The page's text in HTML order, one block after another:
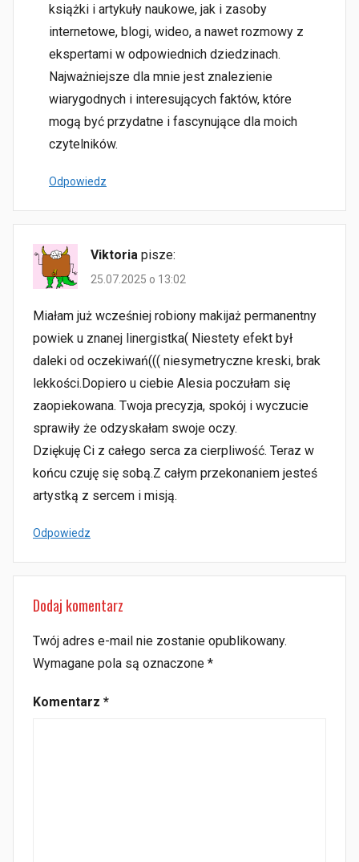
książki i artykuły naukowe, jak i zasoby
internetowe, blogi, wideo, a nawet rozmowy z
ekspertami w odpowiednich dziedzinach.
Najważniejsze dla mnie jest znalezienie
wiarygodnych i interesujących faktów, które
mogą być przydatne i fascynujące dla moich
czytelników.
Odpowiedz
Viktoria pisze:
25.07.2025 o 13:02
Miałam już wcześniej robiony makijaż permanentny
powiek u znanej linergistka( Niestety efekt był
daleki od oczekiwań((( niesymetryczne kreski, brak
lekkości.Dopiero u ciebie Alesia poczułam się
zaopiekowana. Twoja precyzja, spokój i wyczucie
sprawiły że odzyskałam swoje oczy.
Dziękuję Ci z całego serca za cierpliwość. Teraz w
końcu czuję się sobą.Z całym przekonaniem jesteś
artystką z sercem i misją.
Odpowiedz
Dodaj komentarz
Twój adres e-mail nie zostanie opublikowany.
Wymagane pola są oznaczone *
Komentarz *